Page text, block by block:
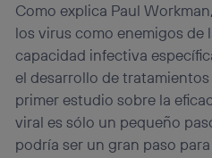
Como explica Paul
los virus como enemigos de
capacidad infectiva
el desarrollo de
primer estudio sobre la
viral es sólo un pequeño
podría ser un gran paso